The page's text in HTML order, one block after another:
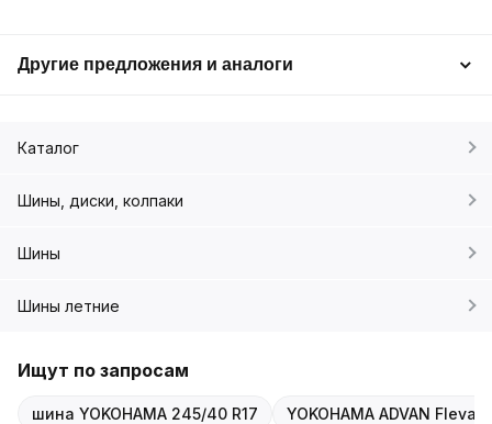
Другие предложения и аналоги
Каталог
Шины, диски, колпаки
Шины
Шины летние
Ищут по запросам
шина YOKOHAMA 245/40 R17 YOKOHAMA ADVAN Fleva